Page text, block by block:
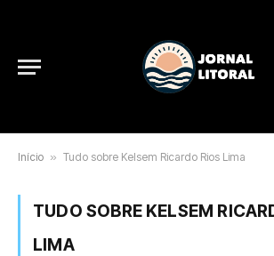
Início » Tudo sobre Kelsem Ricardo Rios Lima
TUDO SOBRE KELSEM
LIMA